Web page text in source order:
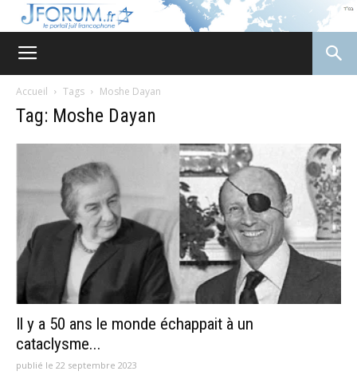
Accueil Tags Moshe Dayan
Tag: Moshe Dayan
Il y a 50 ans le monde échappait à un
cataclysme...
publié le 22 septembre 2023